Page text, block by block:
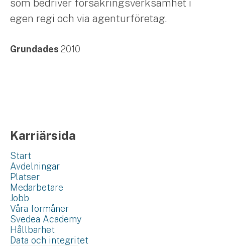
som bedriver försäkringsverksamhet i
egen regi och via agenturföretag.
Grundades 2010
Karriärsida
Start
Avdelningar
Platser
Medarbetare
Jobb
Våra förmåner
Svedea Academy
Hållbarhet
Data och integritet